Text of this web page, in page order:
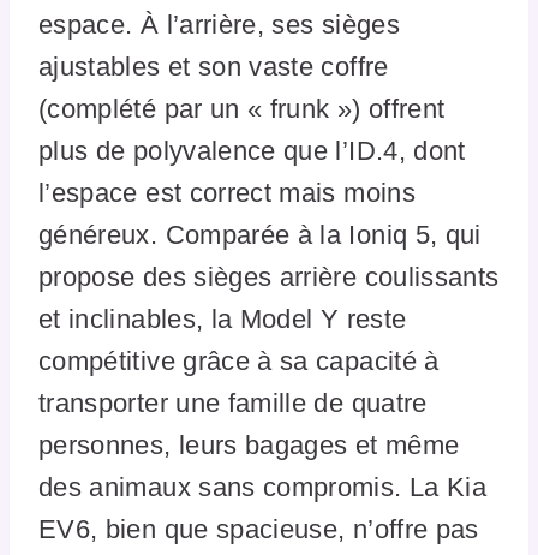
espace. À l’arrière, ses sièges
ajustables et son vaste coffre
(complété par un « frunk ») offrent
plus de polyvalence que l’ID.4, dont
l’espace est correct mais moins
généreux. Comparée à la Ioniq 5, qui
propose des sièges arrière coulissants
et inclinables, la Model Y reste
compétitive grâce à sa capacité à
transporter une famille de quatre
personnes, leurs bagages et même
des animaux sans compromis. La Kia
EV6, bien que spacieuse, n’offre pas